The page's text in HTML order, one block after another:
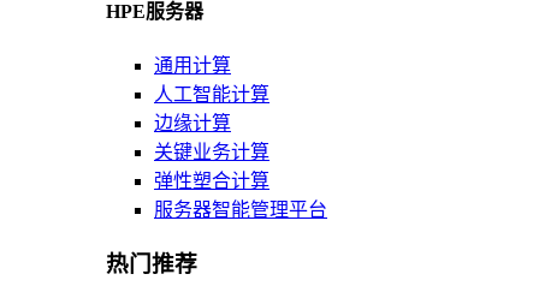
HPE服务器
通用计算
人工智能计算
边缘计算
关键业务计算
弹性塑合计算
服务器智能管理平台
热门推荐